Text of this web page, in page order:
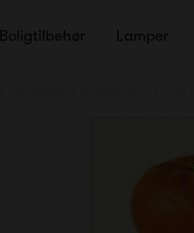
Boligtilbehør Lamper